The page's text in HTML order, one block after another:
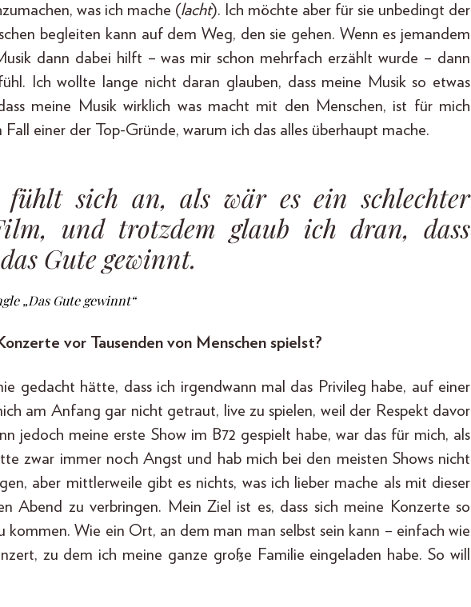
was ich mache (lacht). Ich möchte aber für sie unbedingt der
begleiten kann auf dem Weg, den sie gehen. Wenn es jemandem
dann dabei hilft – was mir schon mehrfach erzählt wurde – dann
Ich wollte lange nicht daran glauben, dass meine Musik so etwas
meine Musik wirklich was macht mit den Menschen, ist für mich
einer der Top-Gründe, warum ich das alles überhaupt mache.
fühlt sich an, als wär es ein schlechter
und trotzdem glaub ich dran, dass
Gute gewinnt.
„Das Gute gewinnt“
vor Tausenden von Menschen spielst?
gedacht hätte, dass ich irgendwann mal das Privileg habe, auf einer
am Anfang gar nicht getraut, live zu spielen, weil der Respekt davor
jedoch meine erste Show im B72 gespielt habe, war das für mich, als
zwar immer noch Angst und hab mich bei den meisten Shows nicht
aber mittlerweile gibt es nichts, was ich lieber mache als mit dieser
Abend zu verbringen. Mein Ziel ist es, dass sich meine Konzerte so
kommen. Wie ein Ort, an dem man man selbst sein kann – einfach wie
zu dem ich meine ganze große Familie eingeladen habe. So will